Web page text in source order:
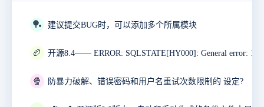
🏓 建议提交BUG时，可以添加多个所属模块
🏉
🍿 防暴力破解、错误密码和用户名重试次数限制的 设定?